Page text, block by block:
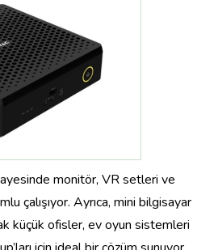
monitör, VR setleri ve
çalışıyor. Ayrıca, mini bilgisayar
küçük ofisler, ev oyun sistemleri